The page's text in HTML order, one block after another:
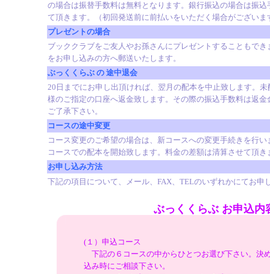
の場合は振替手数料は無料となります。銀行振込の場合は振
て頂きます。
（初回発送前に前払いをいただく場合がございま
プレゼントの場合
ブッククラブをご友人やお孫さんにプレゼントすることもで
をお申し込みの方へ郵送いたします。
ぶっくくらぶ の 途中退会
20日までにお申し出頂ければ、翌月の配本を中止致します。
様のご指定の口座へ返金致します。その際の振込手数料は返
ご了承下さい。
コースの途中変更
コース変更のご希望の場合は、新コースへの変更手続きを行
コースでの配本を開始致します。料金の差額は清算させて頂き
お申し込み方法
下記の項目について、メール、FAX、TELのいずれかにてお申
ぶっくくらぶ お申込内
(１）申込コース
下記の６コースの中からひとつお選び下さい。決
込み時にご相談下さい。